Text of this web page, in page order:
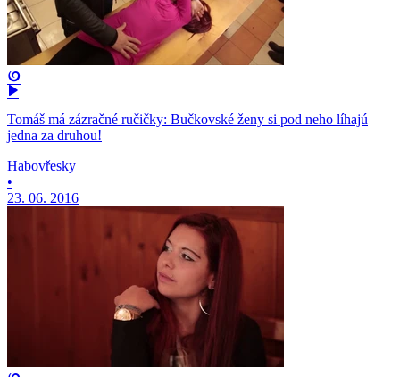
Tomáš má zázračné ručičky: Bučkovské ženy si pod neho líhajú
jedna za druhou!
Habovřesky
•
23. 06. 2016